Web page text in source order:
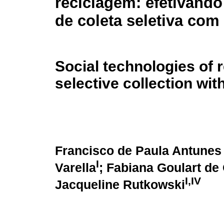
de coleta seletiva
Social technologies of
selective collection
Francisco de Paula
VarellaI; Fabiana Goulart de
Jacqueline RutkowskiI,IV